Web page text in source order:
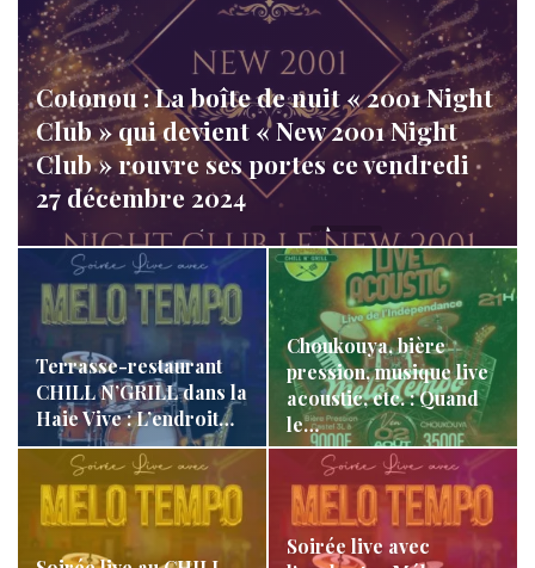
Cotonou : La boîte de nuit « 2001 Night
Club » qui devient « New 2001 Night
Club » rouvre ses portes ce vendredi
27 décembre 2024
LA REDACTION Déc 27, 2024 855
Terrasse-restaurant
CHILL N’GRILL dans la
Haie Vive : L’endroit…
Choukouya, bière
pression, musique live
acoustic, etc. : Quand
le…
Soirée live avec